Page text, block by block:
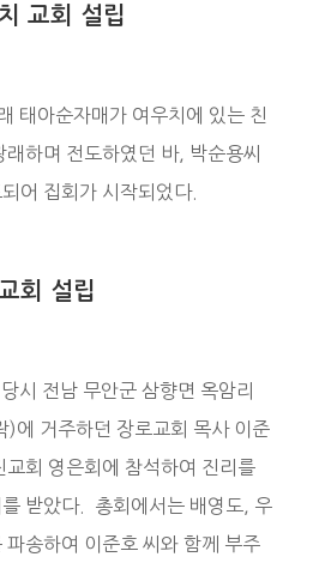
교회 설립
태아순자매가 여우치에 있는 친
래하며 전도하였던 바, 박순용씨
어 집회가 시작되었다.
회 설립
시 전남 무안군 삼향면 옥암리
)에 거주하던 장로교회 목사 이준
교회 영은회에 참석하여 진리를
받았다. 총회에서는 배영도, 우
파송하여 이준호 씨와 함께 부주